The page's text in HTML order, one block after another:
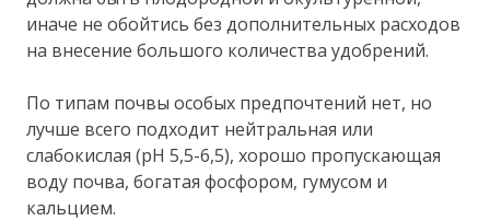
иначе не обойтись без дополнительных расходов
на внесение большого количества удобрений.
По типам почвы особых предпочтений нет, но
лучше всего подходит нейтральная или
слабокислая (рН 5,5-6,5), хорошо пропускающая
воду почва, богатая фосфором, гумусом и
кальцием.